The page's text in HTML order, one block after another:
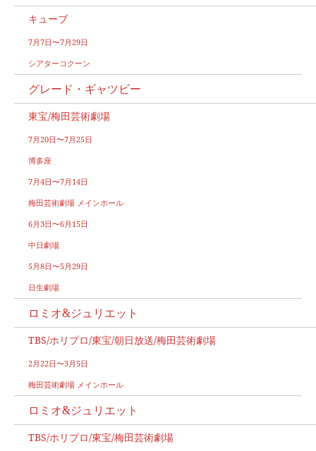
キューブ
7月7日〜7月29日
シアターコクーン
グレード・ギャツビー
東宝/梅田芸術劇場
7月20日〜7月25日
博多座
7月4日〜7月14日
梅田芸術劇場 メインホール
6月3日〜6月15日
中日劇場
5月8日〜5月29日
日生劇場
ロミオ&ジュリエット
TBS/ホリプロ/東宝/朝日放送/梅田芸術劇場
2月22日〜3月5日
梅田芸術劇場 メインホール
ロミオ&ジュリエット
TBS/ホリプロ/東宝/梅田芸術劇場